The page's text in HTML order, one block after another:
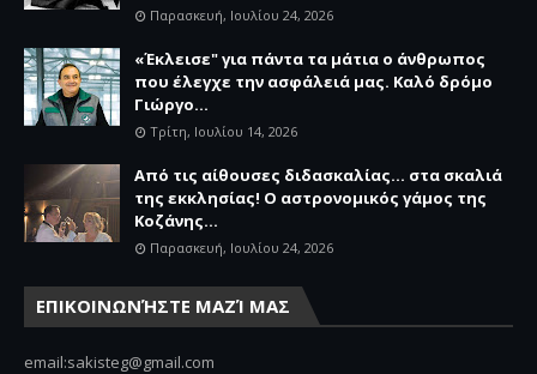
Παρασκευή, Ιουλίου 24, 2026
«Έκλεισε" για πάντα τα μάτια ο άνθρωπος
που έλεγχε την ασφάλειά μας. Καλό δρόμο
Γιώργο...
Τρίτη, Ιουλίου 14, 2026
Από τις αίθουσες διδασκαλίας… στα σκαλιά
της εκκλησίας! Ο αστρονομικός γάμος της
Κοζάνης...
Παρασκευή, Ιουλίου 24, 2026
ΕΠΙΚΟΙΝΩΝΉΣΤΕ ΜΑΖΊ ΜΑΣ
email:sakisteg@gmail.com